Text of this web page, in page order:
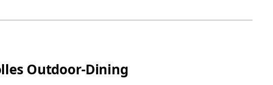
Outdoor-Dining